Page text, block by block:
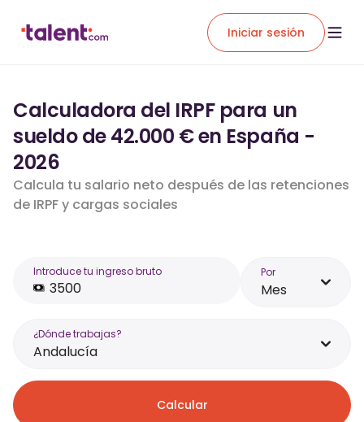
Iniciar sesión
Calculadora del IRPF para un
sueldo de 42.000 € en España -
2026
Calcula tu salario neto después de las retenciones
de IRPF y cargas sociales
Introduce tu ingreso bruto Por
Mes
¿Dónde trabajas?
Andalucía
Calcular